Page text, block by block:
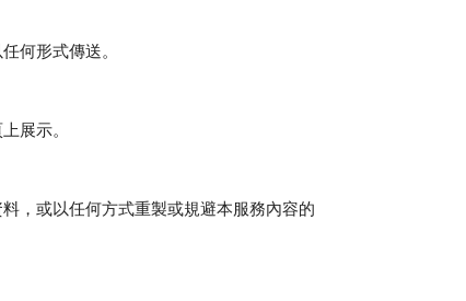
何形式傳送。
展示。
，或以任何方式重製或規避本服務內容的